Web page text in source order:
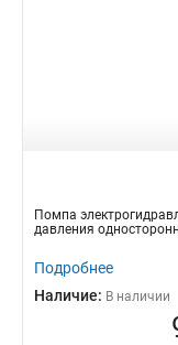
Помпа
давления
Подробнее
Наличие: В наличии